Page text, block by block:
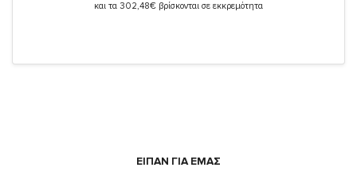
και τα 302,48€ βρίσκονται σε εκκρεμότητα
ΕΙΠΑΝ ΓΙΑ ΕΜΑΣ